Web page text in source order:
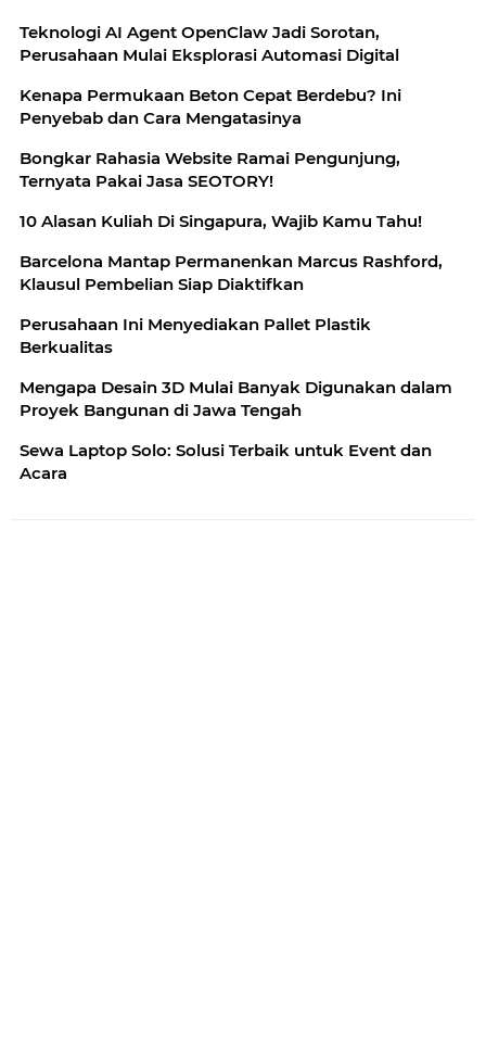
Teknologi AI Agent OpenClaw Jadi Sorotan,
Perusahaan Mulai Eksplorasi Automasi Digital
Kenapa Permukaan Beton Cepat Berdebu? Ini
Penyebab dan Cara Mengatasinya
Bongkar Rahasia Website Ramai Pengunjung,
Ternyata Pakai Jasa SEOTORY!
10 Alasan Kuliah Di Singapura, Wajib Kamu Tahu!
Barcelona Mantap Permanenkan Marcus Rashford,
Klausul Pembelian Siap Diaktifkan
Perusahaan Ini Menyediakan Pallet Plastik
Berkualitas
Mengapa Desain 3D Mulai Banyak Digunakan dalam
Proyek Bangunan di Jawa Tengah
Sewa Laptop Solo: Solusi Terbaik untuk Event dan
Acara